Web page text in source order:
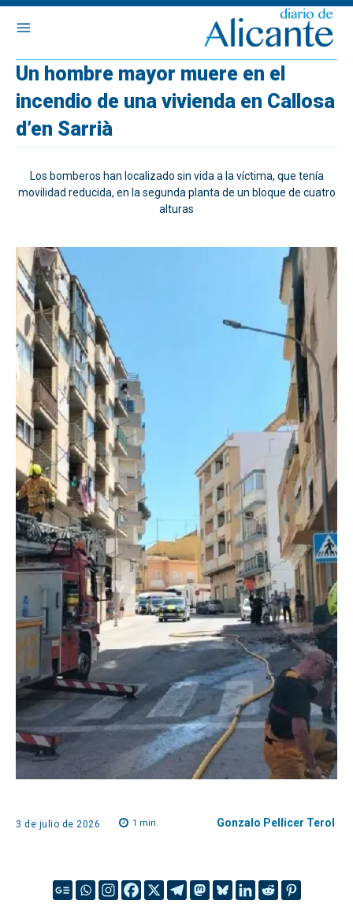
Un hombre mayor muere en el
incendio de una vivienda en Callosa
d’en Sarrià
Los bomberos han localizado sin vida a la víctima, que tenía
movilidad reducida, en la segunda planta de un bloque de cuatro
alturas
3 de julio de 2026 1 min. Gonzalo Pellicer Terol